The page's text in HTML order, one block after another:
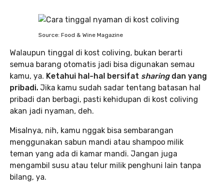
Source: Food & Wine Magazine
Walaupun tinggal di kost coliving, bukan berarti
semua barang otomatis jadi bisa digunakan semau
kamu, ya. Ketahui hal-hal bersifat sharingdan yang
pribadi. Jika kamu sudah sadar tentang batasan hal
pribadi dan berbagi, pasti kehidupan di kost coliving
akan jadi nyaman, deh.
Misalnya, nih, kamu nggak bisa sembarangan
menggunakan sabun mandi atau shampoo milik
teman yang ada di kamar mandi. Jangan juga
mengambil susu atau telur milik penghuni lain tanpa
bilang, ya.